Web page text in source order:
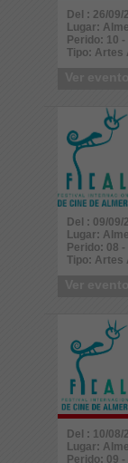
Del : 26/09/
Lugar:
Perido: 10
Tipo: Artes
Del : 09/09/
Lugar:
Perido: 08
Tipo: Artes
Del : 10/08/
Lugar:
Perido: 09